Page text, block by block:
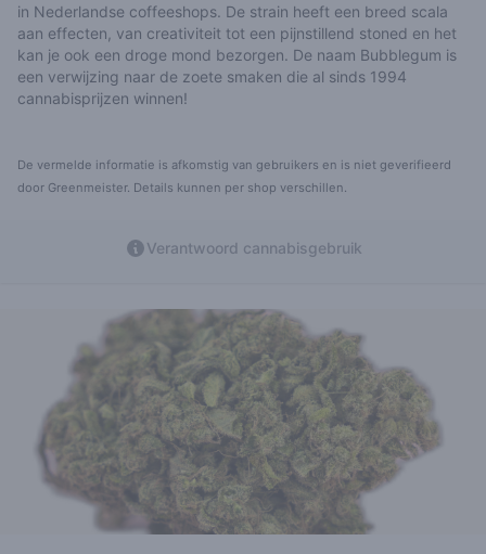
in Nederlandse coffeeshops. De strain heeft een breed scala
aan effecten, van creativiteit tot een pijnstillend stoned en het
kan je ook een droge mond bezorgen. De naam Bubblegum is
een verwijzing naar de zoete smaken die al sinds 1994
cannabisprijzen winnen!
De vermelde informatie is afkomstig van gebruikers en is niet geverifieerd
door Greenmeister. Details kunnen per shop verschillen.
Verantwoord cannabisgebruik